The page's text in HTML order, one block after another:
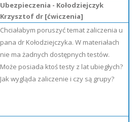
Ubezpieczenia - Kołodziejczyk
Krzysztof dr [ćwiczenia]
Chciałabym poruszyć temat zaliczenia u
pana dr Kołodziejczyka. W materiałach
nie ma żadnych dostępnych testów.
Może posiada ktoś testy z lat ubiegłych?
Jak wygląda zaliczenie i czy są grupy?